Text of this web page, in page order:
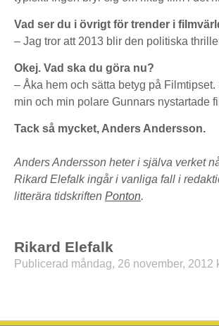
Vad ser du i övrigt för trender i
– Jag tror att 2013 blir den politiska
Okej. Vad ska du göra nu?
– Åka hem och sätta betyg på Filmtipset.
min och min polare Gunnars nystartade
Tack så mycket, Anders Andersson.
Anders Andersson heter i själva verket
Rikard Elefalk ingår i vanliga fall i
litterära tidskriften Ponton.
Rikard Elefalk
Publicerad måndag, 26 november, 2012